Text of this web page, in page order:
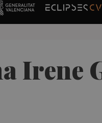
Irene